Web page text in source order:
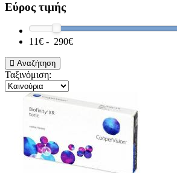
Εύρος τιμής
11€ - 290€
Αναζήτηση
Ταξινόμιση: